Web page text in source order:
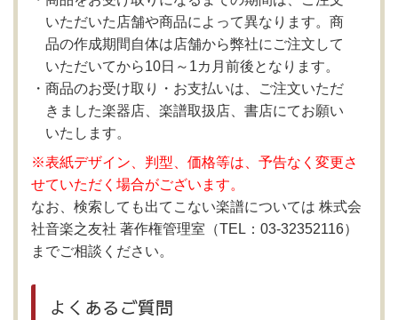
いただいた店舗や商品によって異なります。商
品の作成期間自体は店舗から弊社にご注文して
いただいてから10日～1カ月前後となります。
商品のお受け取り・お支払いは、ご注文いただ
きました楽器店、楽譜取扱店、書店にてお願い
いたします。
※表紙デザイン、判型、価格等は、予告なく変更さ
せていただく場合がございます。
なお、検索しても出てこない楽譜については 株式会
社音楽之友社 著作権管理室（TEL：03-32352116）
までご相談ください。
よくあるご質問